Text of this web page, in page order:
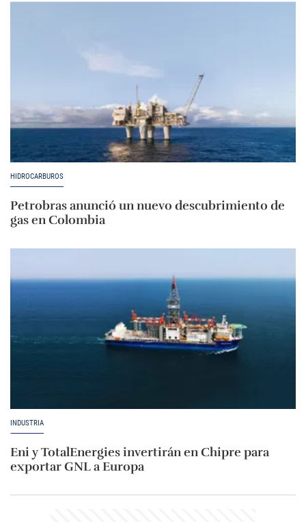
HIDROCARBUROS
Petrobras anunció un nuevo descubrimiento de
gas en Colombia
INDUSTRIA
Eni y TotalEnergies invertirán en Chipre para
exportar GNL a Europa